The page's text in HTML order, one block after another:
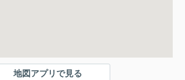
地図アプリで見る